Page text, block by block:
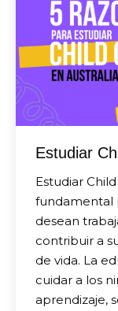
Estudiar
Estudiar
fundamental
desean
contribuir a
de vida. La
cuidar a los
aprendizaje,